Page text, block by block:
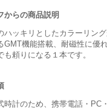
からの商品説明
ハッキリとしたカラーリン
GMT機能搭載、耐磁性に優
も頼りになる１本です。
時計のため、携帯電話・PC